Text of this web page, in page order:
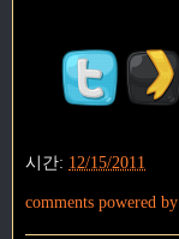
시간: 12/15/2011
comments powered by